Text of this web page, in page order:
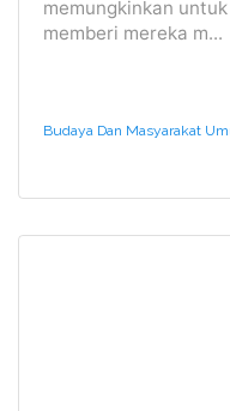
memungkinkan
memberi mereka m...
Budaya Dan Masyarakat